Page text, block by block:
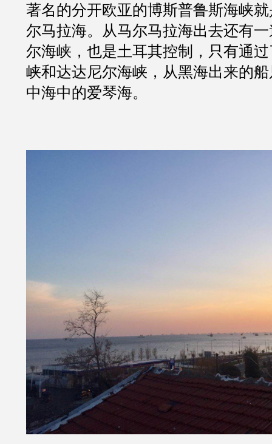
著名的分开欧亚的博斯普鲁斯海峡
尔马拉海。从马尔马拉海出去还有
尔海峡，也是土耳其控制，只有通
峡和达达尼尔海峡，从黑海出来的
中海中的爱琴海。